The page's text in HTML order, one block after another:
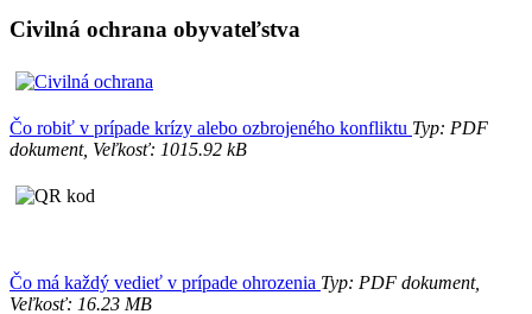
Civilná ochrana obyvateľstva
Čo robiť v prípade krízy alebo ozbrojeného konfliktu Typ: PDF
dokument, Veľkosť: 1015.92 kB
Čo má každý vedieť v prípade ohrozenia Typ: PDF dokument,
Veľkosť: 16.23 MB